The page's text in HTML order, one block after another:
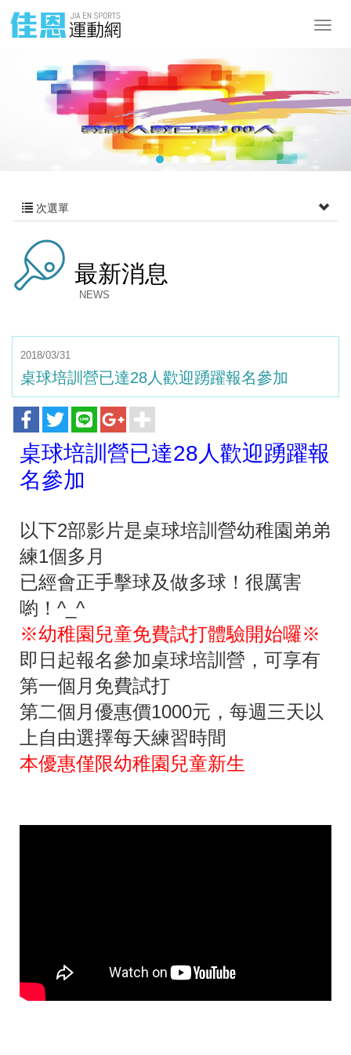
次選單
最新消息
NEWS
2018/03/31
桌球培訓營已達28人歡迎踴躍報名參加
桌球培訓營已達28人歡迎踴躍報
名參加
以下2部影片是桌球培訓營幼稚園弟弟
練1個多月
已經會正手擊球及做多球！很厲害
喲！^_^
※幼稚園兒童免費試打體驗開始囉※
即日起報名參加桌球培訓營，可享有
第一個月免費試打
第二個月優惠價1000元，每週三天以
上自由選擇每天練習時間
本優惠僅限幼稚園兒童新生